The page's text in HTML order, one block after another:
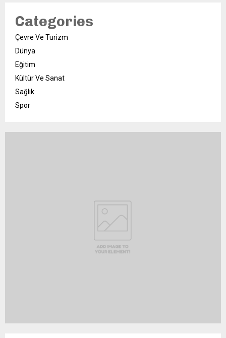
Categories
Çevre Ve Turizm
Dünya
Eğitim
Kültür Ve Sanat
Sağlık
Spor